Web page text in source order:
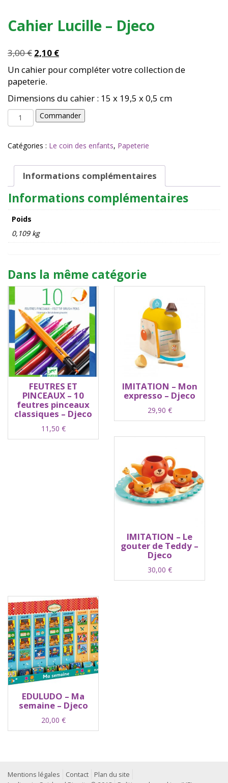
Cahier Lucille – Djeco
3,00€ Le
prix
initial
était :
3,00 €.
2,10 €Le
actuel
2,10 €.
Un cahier pour compléter votre collection de
papeterie.
Dimensions du cahier : 15 x 19,5 x 0,5 cm
quantité
de
Lucille
Djeco
Commander
Catégories : Le coin des enfants, Papeterie
Informations complémentaires
Informations complémentaires
Poids
0,109 kg
Dans la même catégorie
FEUTRES ET
PINCEAUX – 10
feutres pinceaux
classiques – Djeco
11,50 €
IMITATION – Mon
expresso – Djeco
29,90 €
IMITATION – Le
gouter de Teddy –
Djeco
30,00 €
EDULUDO – Ma
semaine – Djeco
20,00 €
Mentions légales Contact
Plan du site